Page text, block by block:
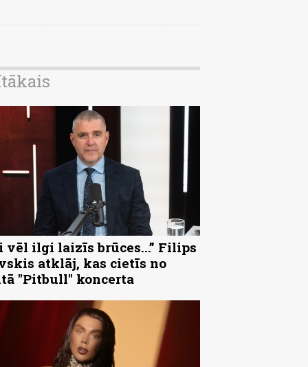
vēl ilgi laizīs brūces...” Filips
atklāj, kas cietīs no
"Pitbull" koncerta